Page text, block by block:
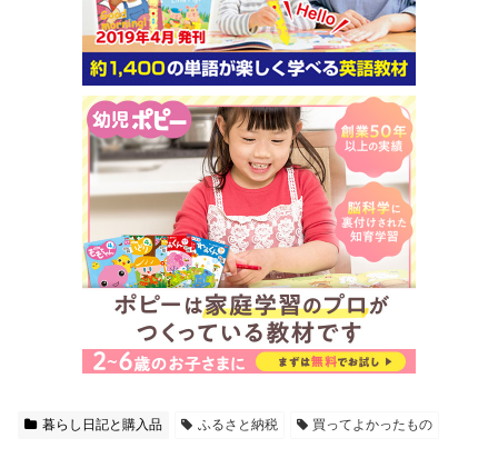
暮らし日記と購入品 ふるさと納税 買ってよかったもの